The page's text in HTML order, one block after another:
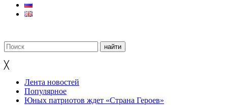
╳
Лента новостей
Популярное
Юных патриотов ждет «Страна Героев»